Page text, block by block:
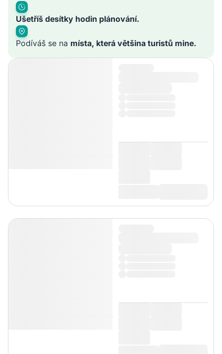
Ušetříš desítky hodin plánování.
Podíváš se na místa, která většina turistů mine.